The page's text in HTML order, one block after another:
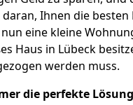
Ihnen die besten
eine kleine
Haus in Lübeck
werden muss.
die perfekte